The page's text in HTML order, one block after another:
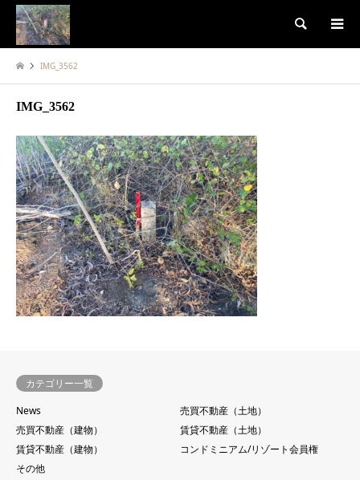
検索
IMG_3562
IMG_3562
カテゴリー一覧
News
売買不動産（土地）
売買不動産（建物）
賃貸不動産（土地）
賃貸不動産（建物）
コンドミニアム/リゾート会員権
その他